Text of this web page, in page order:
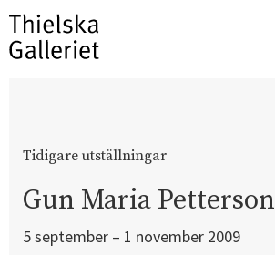
Tidigare utställningar
Gun Maria Petterson
5 september – 1 november 2009